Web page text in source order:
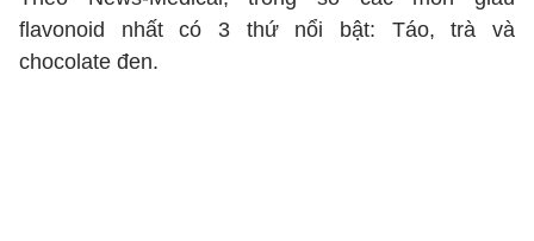
flavonoid nhất có 3 thứ nổi bật: Táo, trà và
chocolate đen.